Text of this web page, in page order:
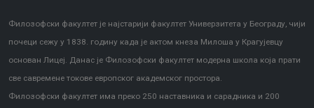
Филозофски факултет је најстарији факултет Универзитета у Београду, чији
почеци сежу у 1838. годину када је актом кнеза Милоша у Крагујевцу
основан Лицеј. Данас је Филозофски факултет модерна школа која прати
све савремене токове европског академског простора.
Филозофски факултет има преко 250 наставника и сарадника и 200